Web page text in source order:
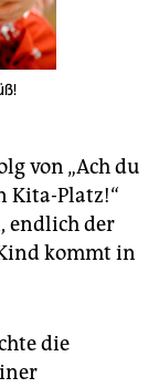
von „Ach du
Kita-Platz!“
endlich der
kommt in
die